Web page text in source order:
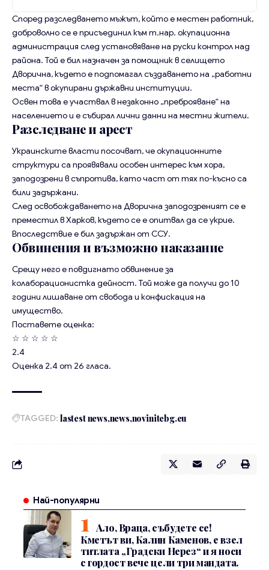
Според разследването мъжът, който е местен работник,
доброволно се е присъединил към т.нар. окупационна
администрация след установяване на руски контрол над
района. Той е бил назначен за помощник в селището
Дворична, където е подпомагал създаването на „работни
места“ в окупирани държавни институции.
Освен това е участвал в незаконно „преброяване“ на
населението и е събирал лични данни на местни жители.
Разследване и арест
Украинските власти посочват, че окупационните
структури са проявявали особен интерес към хора,
заподозрени в съпротива, като част от тях по-късно са
били задържани.
След освобождаването на Дворична заподозреният се е
преместил в Харков, където се е опитвал да се укрие.
Впоследствие е бил задържан от ССУ.
Обвинения и възможно наказание
Срещу него е повдигнато обвинение за
колаборационистка дейност. Той може да получи до 10
години лишаване от свобода и конфискация на
имущество.
Поставете оценка:
☆ ☆ ☆ ☆ ☆
2.4
Оценка 2.4от 26 гласа.
TAGGED: lastest news news novinitebg.eu
Най-популярни
Ало, Враца, събудете се!
Кметът ви, Калин Каменов, е взел
титлата „Градски Нерез“ и я носи
с гордост вече цели три мандата.